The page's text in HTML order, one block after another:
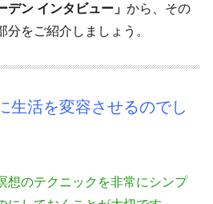
デン インタビュー」から、その
をご紹介しましょう。
生活を変容させるのでし
想のテクニックを非常にシンプ